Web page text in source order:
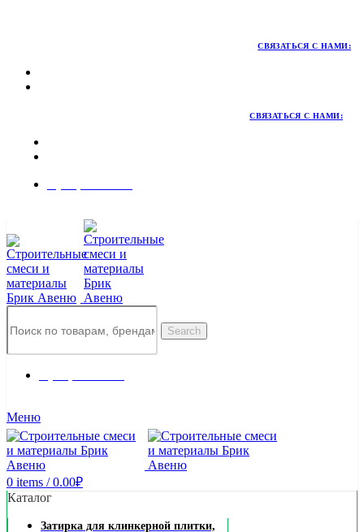
СВЯЗАТЬСЯ С НАМИ:
СВЯЗАТЬСЯ С НАМИ:
Search
Меню
0 items / 0.00₽
Каталог
Затирка для клинкерной плитки,